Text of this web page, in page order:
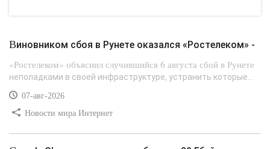
Виновником сбоя в Рунете оказался «Ростелеком» -
«Ростелеком» объяснил случившийся 6 августа сбой в Рунете
неполадками в своей инфраструктуре, устранить которые...
07-авг-2026
Новости мира Интернет